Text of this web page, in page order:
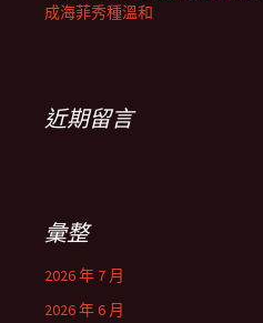
成海菲秀種溫和
近期留言
彙整
2026 年 7 月
2026 年 6 月